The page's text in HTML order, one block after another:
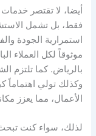
أيضا، لا تقتصر
فقط، بل تشمل
استمرارية الجودة
موثوقاً لكل العملاء
بالرياض. كما تلتزم
وكذلك تولي اهتماماً
الأعمال، مما يعزز
لذلك، سواء كنت